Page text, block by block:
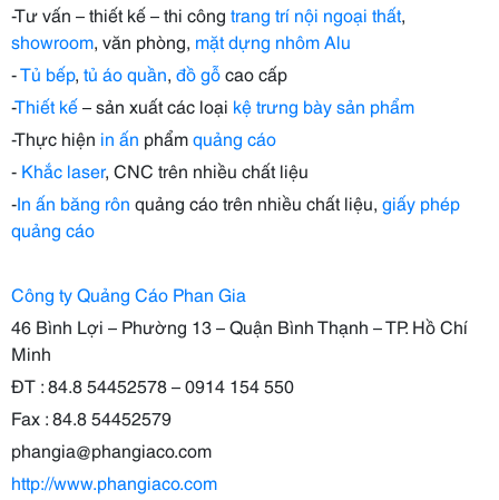
-Tư vấn – thiết kế – thi công trang trí nội ngoại thất,
showroom, văn phòng, mặt dựng nhôm Alu
-Tủ bếp, tủ áo quần, đồ gỗcao cấp
-Thiết kế– sản xuất các loại kệ trưng bày sản phẩm
-Thực hiện in ấn phẩmquảng cáo
- Khắc laser, CNC trên nhiều chất liệu
-In ấn băng rôn quảng cáo trên nhiều chất liệu, giấy phép
quảng cáo
Công ty Quảng Cáo Phan Gia
46 Bình Lợi – Phường 13 – Quận Bình Thạnh – TP. Hồ Chí
Minh
ĐT : 84.8 54452578 – 0914 154 550
Fax : 84.8 54452579
phangia@phangiaco.com
http://www.phangiaco.com